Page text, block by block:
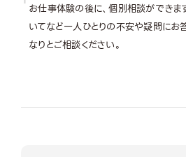
お仕事体験の後に、個別相談ができま
いてなど一人ひとりの不安や疑問にお
なりとご相談ください。